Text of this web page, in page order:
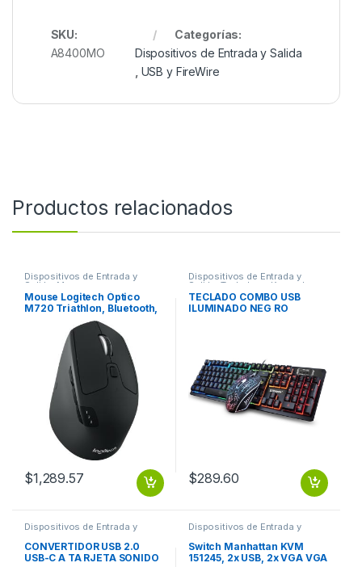
SKU:
A8400MO
Categorías:
Dispositivos de Entrada y Salida
, USB y FireWire
Productos relacionados
Dispositivos de Entrada y
Salida Mouse
Mouse Logitech Óptico
M720 Triathlon, Bluetooth,
USB, 1000DPI, Negro
MULTIDISPOSITIVO
$1,289.57
Dispositivos de Entrada y
Salida Teclados y Keypads
TECLADO COMBO USB
ILUMINADO NEG RO
$289.60
Dispositivos de Entrada y
Salida
CONVERTIDOR USB 2.0
USB-C A TA RJETA SONIDO
Dispositivos de Entrada y
Salida
Switch Manhattan KVM
151245, 2x USB, 2x VGA VGA